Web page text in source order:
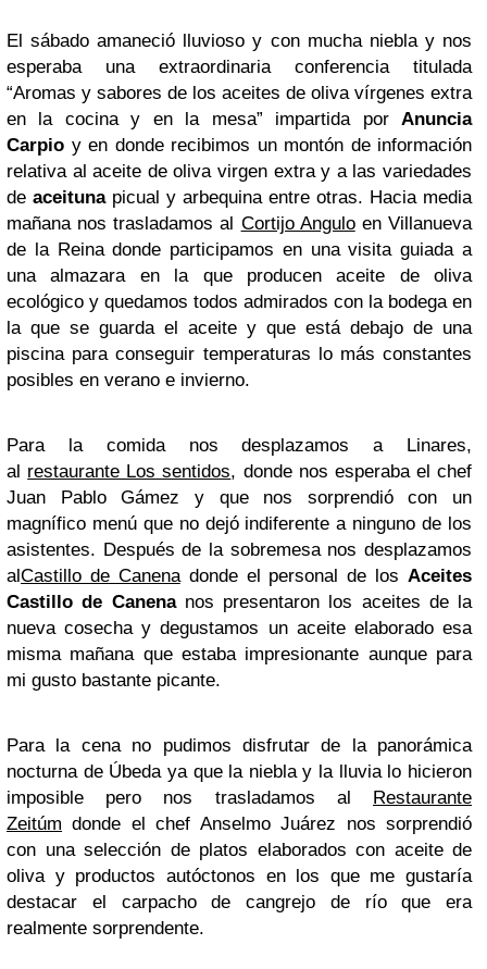
El sábado amaneció lluvioso y con mucha niebla y nos
esperaba una extraordinaria conferencia titulada
“Aromas y sabores de los aceites de oliva vírgenes extra
en la cocina y en la mesa” impartida por Anuncia
Carpio y en donde recibimos un montón de información
relativa al aceite de oliva virgen extra y a las variedades
de aceitunapicual y arbequina entre otras. Hacia media
mañana nos trasladamos al Cortijo Anguloen Villanueva
de la Reina donde participamos en una visita guiada a
una almazara en la que producen aceite de oliva
ecológico y quedamos todos admirados con la bodega en
la que se guarda el aceite y que está debajo de una
piscina para conseguir temperaturas lo más constantes
posibles en verano e invierno.
Para la comida nos desplazamos a Linares,
al restaurante Los sentidos, donde nos esperaba el chef
Juan Pablo Gámez y que nos sorprendió con un
magnífico menú que no dejó indiferente a ninguno de los
asistentes. Después de la sobremesa nos desplazamos
alCastillo de Canenadonde el personal de los Aceites
Castillo de Canenanos presentaron los aceites de la
nueva cosecha y degustamos un aceite elaborado esa
misma mañana que estaba impresionante aunque para
mi gusto bastante picante.
Para la cena no pudimos disfrutar de la panorámica
nocturna de Úbeda ya que la niebla y la lluvia lo hicieron
imposible pero nos trasladamos al Restaurante
Zeitúm donde el chef Anselmo Juárez nos sorprendió
con una selección de platos elaborados con aceite de
oliva y productos autóctonos en los que me gustaría
destacar el carpacho de cangrejo de río que era
realmente sorprendente.